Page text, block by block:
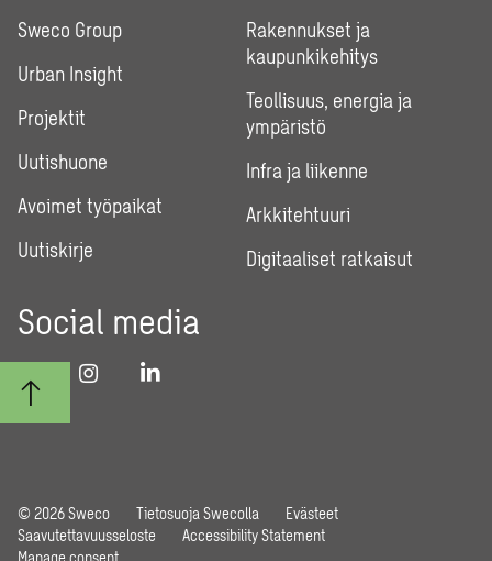
Sweco Group
Urban Insight
Projektit
Uutishuone
Avoimet työpaikat
Uutiskirje
Rakennukset ja
kaupunkikehitys
Teollisuus, energia ja
ympäristö
Infra ja liikenne
Arkkitehtuuri
Digitaaliset ratkaisut
Social media
© 2026 Sweco Tietosuoja Swecolla
Evästeet
Saavutettavuusseloste
Accessibility Statement
Manage consent